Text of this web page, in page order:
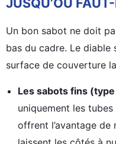
Un bon sabot ne doit
bas du cadre. Le diable
surface de couverture
Les sabots fins
uniquement les
offrent l’avantage